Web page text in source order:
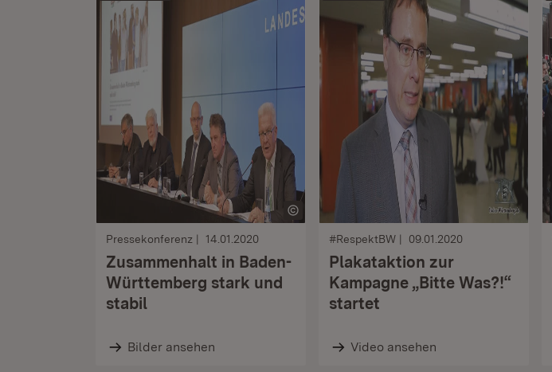
Pressekonferenz 14.01.2020
Zusammenhalt in Baden-
Württemberg stark und
stabil
Bilder ansehen
#RespektBW 09.01.2020
Plakataktion zur
Kampagne „Bitte Was?!“
startet
Video ansehen